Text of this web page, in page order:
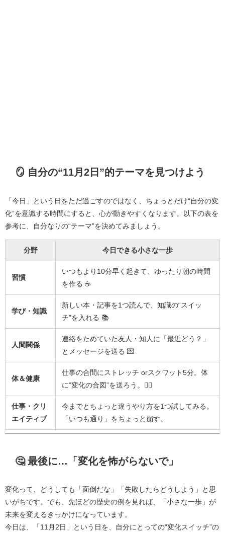
🪞 自分の“11月2日”的テーマを見つけよう
「今日」という日をただ過ごすのではなく、ちょっとだけ“自分の変
化”を意識する時間にすると、心が動きやすくなります。以下の表を
参考に、自分なりの“テーマ”を決めてみましょう。
分野 今日できる小さな一歩
習慣
いつもより10分早く起きて、ゆったり朝の時間
を作る ☕
学び・知識
新しい本・記事を1つ読んで、知識の“スイッ
チ”を入れる 📚
人間関係
連絡をためていた友人・知人に「最近どう？」
とメッセージを送る 💌
体＆健康
仕事の合間にストレッチ orスクワット5分。体
に“変化の合図”を送ろう。🏃‍♀️
仕事・クリ
エイティブ
今までとちょっと違うやり方を1つ試してみる。
「いつも通り」をちょっと崩す。
🤔 最後に…「変化を怖がらないで」
変化って、どうしても「面倒だな」「失敗したらどうしよう」と思
いがちです。でも、先ほどの歴史の例を見れば、「小さな一歩」が
未来を変えるきっかけになっています。
今日は、「11月2日」という日を、自分にとっての“変化スイッチ”の